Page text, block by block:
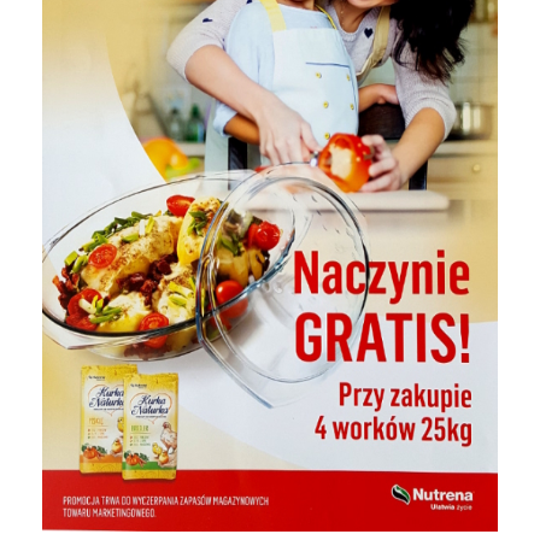
Dla gołębi
Dla koni
Dla psa i kota
Nawozy
Strop
Sucha zabudowa
System dociepleń
Rury i kanalizacja
Kleje
KONTAKT